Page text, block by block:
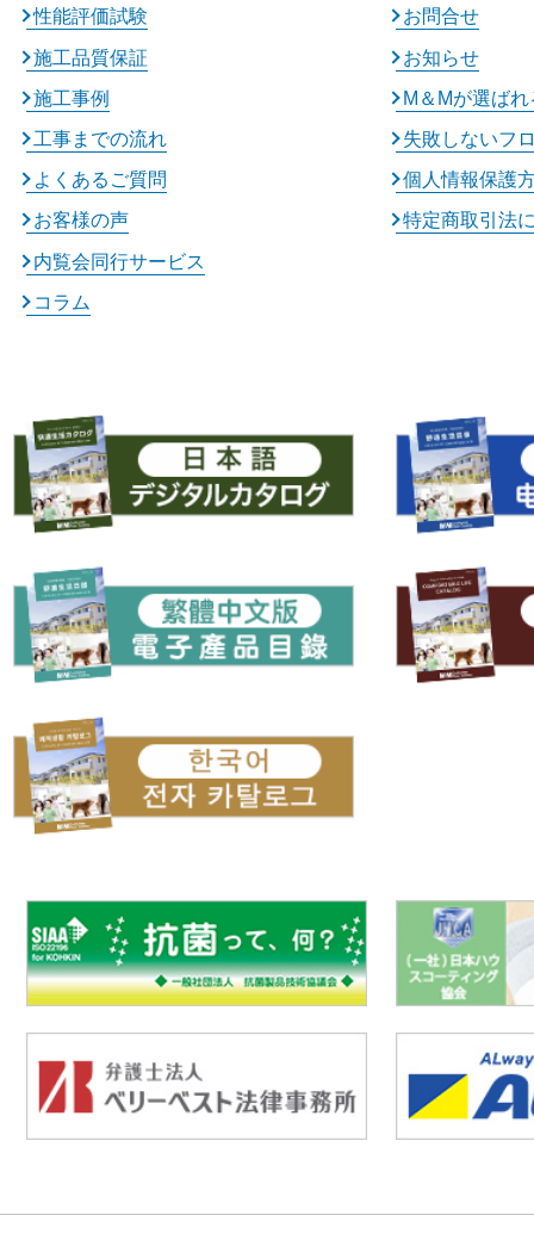
性能評価試験
施工品質保証
施工事例
工事までの流れ
よくあるご質問
お客様の声
内覧会同行サービス
コラム
お問合せ
お知らせ
M＆Mが選ば
失敗しないフ
個人情報保護
特定商取引法